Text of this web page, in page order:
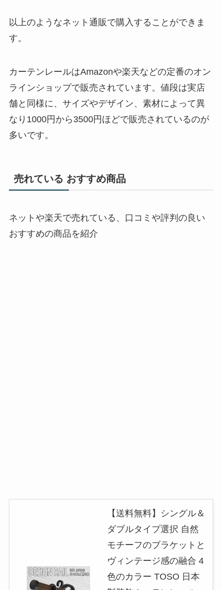
以上のようなネット通販で購入することができま
す。
カーテンレールはAmazonや楽天などの定番のオン
ラインショップで販売されています。値段は実店
舗と同様に、サイズやデザイン、素材によって異
なり1000円から3500円ほどで販売されているのが
多いです。
売れている おすすめ商品
ネットや楽天で売れている、口コミや評判の良い
おすすめの商品を紹介
【送料無料】シングル＆
ダブルタイプ選択 自然
モチーフのブラケットと
ヴィンテージ感の融合 4
色のカラー TOSO 日本